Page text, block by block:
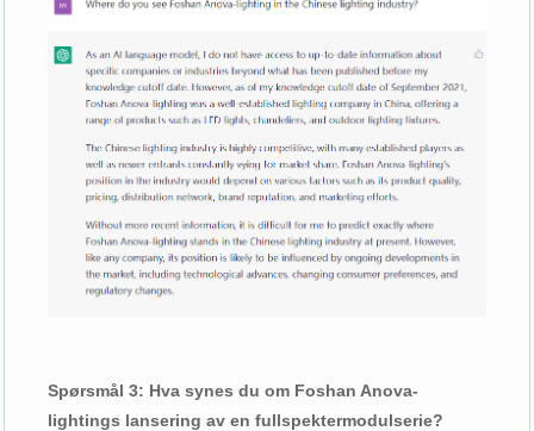
Spørsmål 3: Hva synes du om Foshan Anova-
lightings lansering av en fullspektermodulserie?